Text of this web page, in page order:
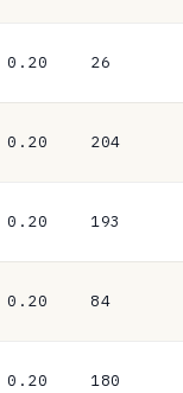
0.20 26
0.20 204
0.20 193
0.20 84
0.20 180